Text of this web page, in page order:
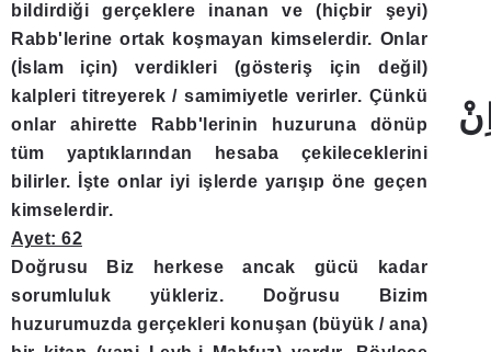
bildirdiği gerçeklere inanan ve (hiçbir şeyi)
Rabb'lerine ortak koşmayan kimselerdir. Onlar
(İslam için) verdikleri (gösteriş için değil)
kalpleri titreyerek / samimiyetle verirler. Çünkü
onlar ahirette Rabb'lerinin huzuruna dönüp
tüm yaptıklarından hesaba çekileceklerini
bilirler. İşte onlar iyi işlerde yarışıp öne geçen
kimselerdir.
Ayet: 62
Doğrusu Biz herkese ancak gücü kadar
sorumluluk yükleriz. Doğrusu Bizim
huzurumuzda gerçekleri konuşan (büyük / ana)